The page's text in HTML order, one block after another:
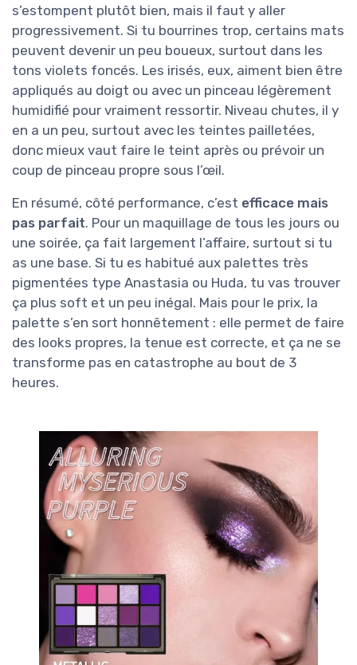
s’estompent plutôt bien, mais il faut y aller
progressivement. Si tu bourrines trop, certains mats
peuvent devenir un peu boueux, surtout dans les
tons violets foncés. Les irisés, eux, aiment bien être
appliqués au doigt ou avec un pinceau légèrement
humidifié pour vraiment ressortir. Niveau chutes, il y
en a un peu, surtout avec les teintes pailletées,
donc mieux vaut faire le teint après ou prévoir un
coup de pinceau propre sous l’œil.
En résumé, côté performance, c’est efficace mais
pas parfait. Pour un maquillage de tous les jours ou
une soirée, ça fait largement l’affaire, surtout si tu
as une base. Si tu es habitué aux palettes très
pigmentées type Anastasia ou Huda, tu vas trouver
ça plus soft et un peu inégal. Mais pour le prix, la
palette s’en sort honnêtement : elle permet de faire
des looks propres, la tenue est correcte, et ça ne se
transforme pas en catastrophe au bout de 3
heures.